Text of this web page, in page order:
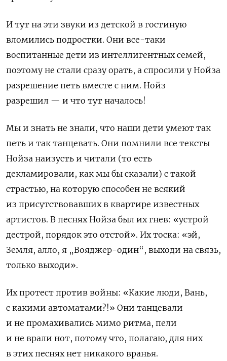
И тут на эти звуки из детской в гостиную
вломились подростки. Они все-таки
воспитанные дети из интеллигентных семей,
поэтому не стали сразу орать, а спросили у Нойза
разрешение петь вместе с ним. Нойз
разрешил — и что тут началось!
Мы и знать не знали, что наши дети умеют так
петь и так танцевать. Они помнили все тексты
Нойза наизусть и читали (то есть
декламировали, как мы бы сказали) с такой
страстью, на которую способен не всякий
из присутствовавших в квартире известных
артистов. В песнях Нойза был их гнев: «устрой
дестрой, порядок это отстой». Их тоска: «эй,
Земля, алло, я „Вояджер-один“, выходи на связь,
только выходи».
Их протест против войны: «Какие люди, Вань,
с какими автоматами?!» Они танцевали
и не промахивались мимо ритма, пели
и не врали нот, потому что, полагаю, для них
в этих песнях нет никакого вранья.